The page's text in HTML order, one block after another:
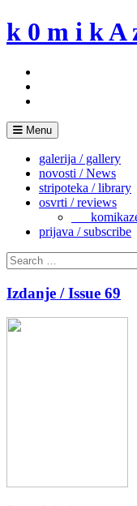
Skip
to
k 0 m i k A
Menu
galerija / gallery
novosti / News
stripoteka / library
osvrti / reviews
prijava / subscribe
Search
for:
Izdanje / Issue 69